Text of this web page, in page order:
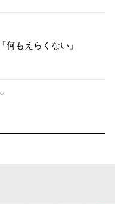
何もえらくない」